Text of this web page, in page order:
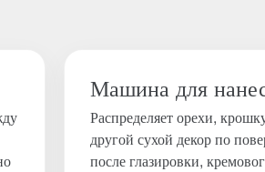
Машина для
Распределяет орехи,
другой сухой декор по
после глазировки,